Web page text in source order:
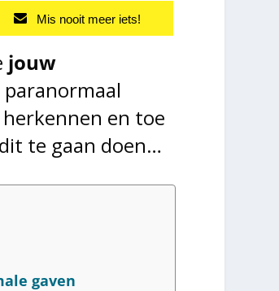
Mis nooit meer iets!
jouw
paranormaal
en toe
te gaan doen…
gaven